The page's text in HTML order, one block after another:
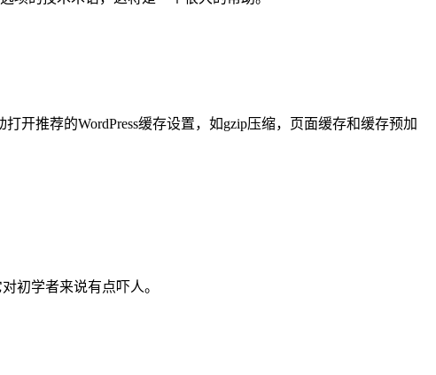
推荐的WordPress缓存设置，如gzip压缩，页面缓存和缓存预加
初学者来说有点吓人。